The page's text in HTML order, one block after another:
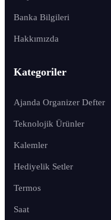
Banka Bilgileri
Hakkımızda
Kategoriler
Ajanda Organizer Defter
Teknolojik Ürünler
Kalemler
Hediyelik Setler
Termos
Saat